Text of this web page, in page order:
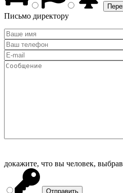
Письмо директору
докажите, что вы человек, выбрав